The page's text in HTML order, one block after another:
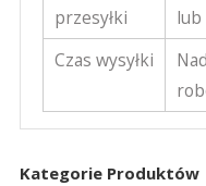
przesyłki
Czas wysyłki
Kategorie Produktów